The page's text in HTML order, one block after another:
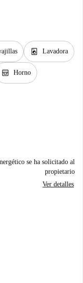
local_laundry_service Lavadora
oven_gen Horno
se ha solicitado al
propietario
Ver detalles